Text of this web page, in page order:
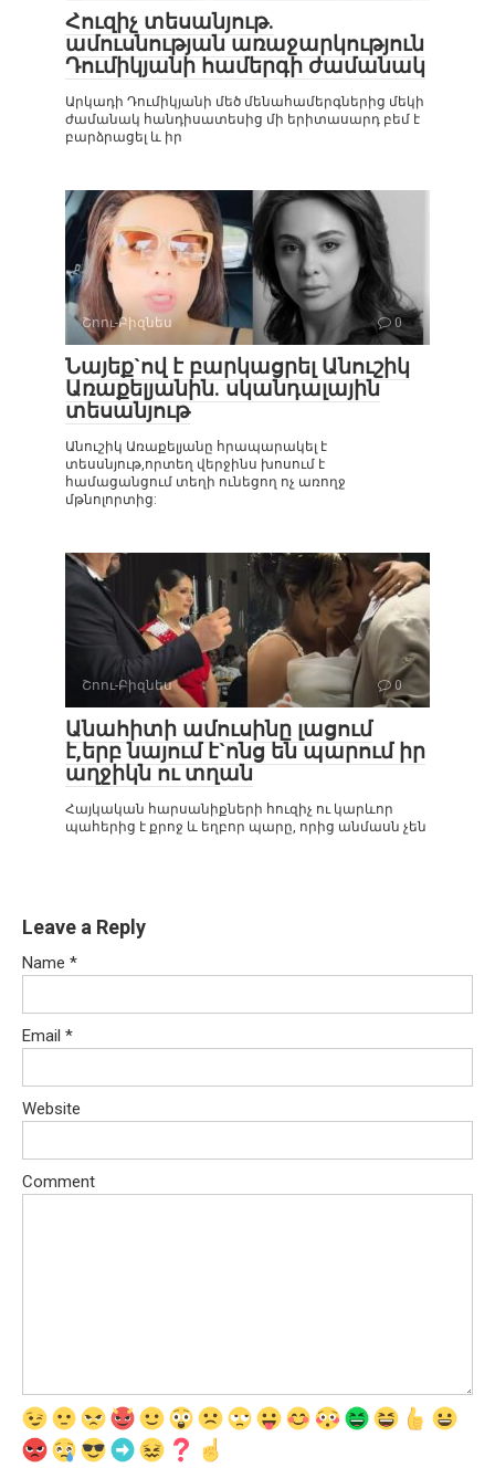
Հուզիչ տեսանյութ.
ամուսնության առաջարկություն
Դումիկյանի համերգի ժամանակ
Արկադի Դումիկյանի մեծ մենահամերգներից մեկի
ժամանակ հանդիսատեսից մի երիտասարդ բեմ է
բարձրացել և իր
Շոու-Բիզնես 0
Նայեք`ով է բարկացրել Անուշիկ
Առաքելյանին. սկանդալային
տեսանյութ
Անուշիկ Առաքելյանը հրապարակել է
տեսսնյութ,որտեղ վերջինս խոսում է
համացանցում տեղի ունեցող ոչ առողջ
մթնոլորտից:
Շոու-Բիզնես 0
Անահիտի ամուսինը լացում
է,երբ նայում է`ոնց են պարում իր
աղջիկն ու տղան
Հայկական հարսանիքների հուզիչ ու կարևոր
պահերից է քրոջ և եղբոր պարը, որից անմասն չեն
Leave a Reply
Name *
Email *
Website
Comment